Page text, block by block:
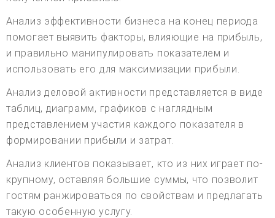
Анализ эффективности бизнеса на конец периода
помогает выявить факторы, влияющие на прибыль,
и правильно манипулировать показателем и
использовать его для максимизации прибыли.
Анализ деловой активности представляется в виде
таблиц, диаграмм, графиков с наглядным
представлением участия каждого показателя в
формировании прибыли и затрат.
Анализ клиентов показывает, кто из них играет по-
крупному, оставляя большие суммы, что позволит
гостям ранжироваться по свойствам и предлагать
такую особенную услугу.